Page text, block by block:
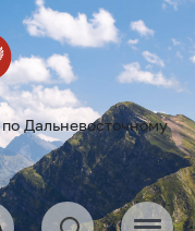
Дальневосточному